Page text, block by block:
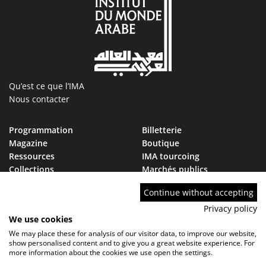
Qu’est ce que l’IMA
Nous contacter
Programmation
Magazine
Ressources
Collections
Billetterie
Boutique
IMA tourcoing
Marchés publics
Nous rejoindre
Continue without accepting
Privacy policy
We use cookies
We may place these for analysis of our visitor data, to improve our website,
show personalised content and to give you a great website experience. For
more information about the cookies we use open the settings.